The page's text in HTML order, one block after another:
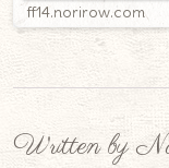
ff14.norirow.com
Written by